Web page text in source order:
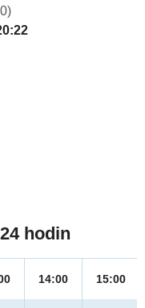
hodin
14:00 15:00